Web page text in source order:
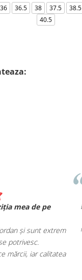
36 36.5 38 37.5 38.5
40.5
mea de pe
și sunt extrem
se potrivesc.
mărcii, iar calitatea